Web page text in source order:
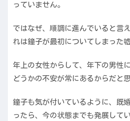
っていません。
ではなぜ、順調に進んでいると言
れは鐘子が最初についてしまった
年上の女性からして、年下の男性
どうかの不安が常にあるからだと思
鐘子も気が付いているように、既
ったら、今の状態までも発展して